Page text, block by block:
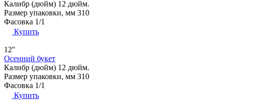
Калибр (дюйм) 12 дюйм.
Размер упаковки, мм 310
Фасовка 1/1
Купить
12"
Осенний букет
Калибр (дюйм) 12 дюйм.
Размер упаковки, мм 310
Фасовка 1/1
Купить